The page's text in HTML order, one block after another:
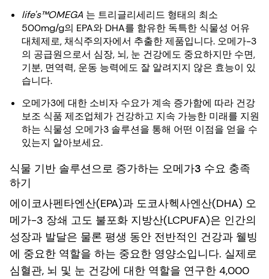
life's™OMEGA 는 트리글리세리드 형태의 최소
500mg/g의 EPA와 DHA를 함유한 독특한 식물성 어유
대체제로, 채식주의자에서 추출한 제품입니다. 오메가-3
의 공급원으로서 심장, 뇌, 눈 건강에도 중요하지만 수면,
기분, 면역력, 운동 능력에도 잘 알려지지 않은 효능이 있
습니다.
오메가3에 대한 소비자 수요가 계속 증가함에 따라 건강
보조 식품 제조업체가 건강하고 지속 가능한 미래를 지원
하는 식물성 오메가3 솔루션을 통해 어떤 이점을 얻을 수
있는지 알아보세요.
식물 기반 솔루션으로 증가하는 오메가3 수요 충족
하기
에이코사펜타엔산(EPA)과 도코사헥사엔산(DHA) 오
메가-3 장쇄 고도 불포화 지방산(LCPUFA)은 인간의
성장과 발달은 물론 평생 동안 전반적인 건강과 웰빙
에 중요한 역할을 하는 중요한 영양소입니다. 실제로
심혈관, 뇌 및 눈 건강에 대한 역할을 연구한 4,000